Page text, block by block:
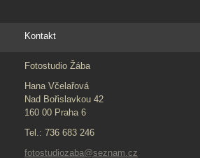
Kontakt
Fotostudio Žába
Hana Včelařová
Nad Bořislavkou 42
160 00 Praha 6
Tel.: 736 683 246
fotostudiozaba@seznam.cz